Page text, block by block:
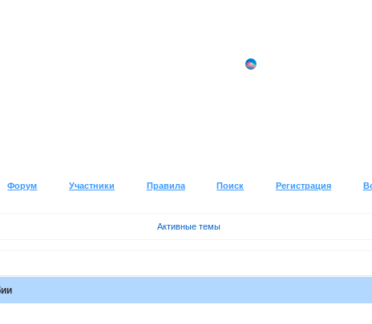
Форум Участники Правила Поиск Регистрация
Активные темы